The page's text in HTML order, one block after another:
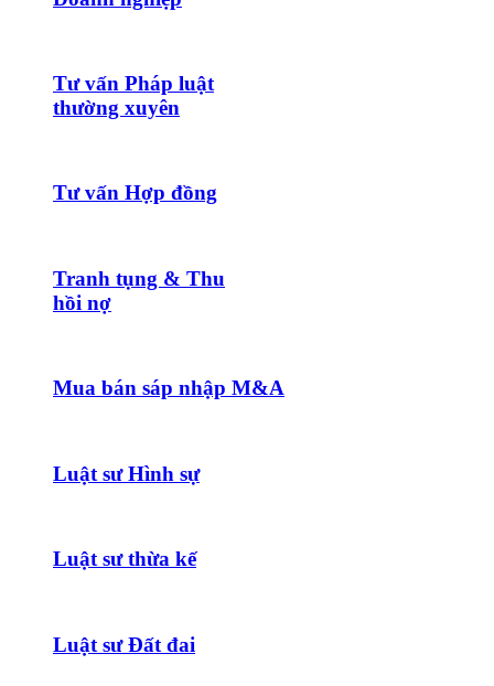
Tư vấn Pháp luật
thường xuyên
Tư vấn Hợp đồng
Tranh tụng & Thu
hồi nợ
Mua bán sáp nhập M&A
Luật sư Hình sự
Luật sư thừa kế
Luật sư Đất đai